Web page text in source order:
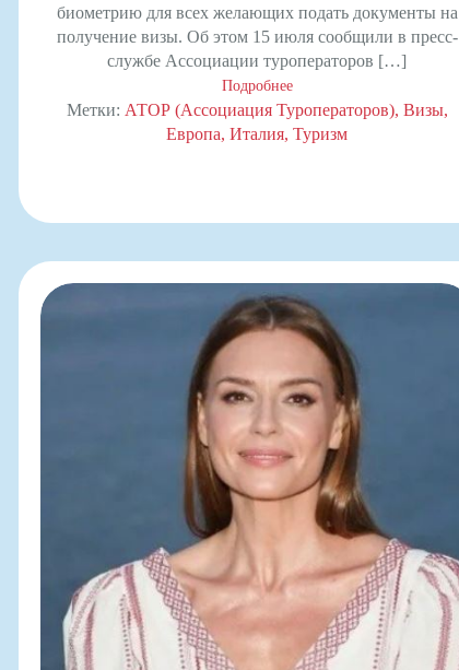
биометрию для всех желающих подать документы на
получение визы. Об этом 15 июля сообщили в пресс-
службе Ассоциации туроператоров […]
Подробнее
Метки: АТОР (Ассоциация Туроператоров) Визы
Европа Италия Туризм